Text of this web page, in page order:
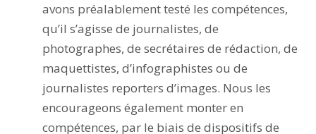
avons préalablement testé les compétences,
qu’il s’agisse de journalistes, de
photographes, de secrétaires de rédaction, de
maquettistes, d’infographistes ou de
journalistes reporters d’images. Nous les
encourageons également monter en
compétences, par le biais de dispositifs de